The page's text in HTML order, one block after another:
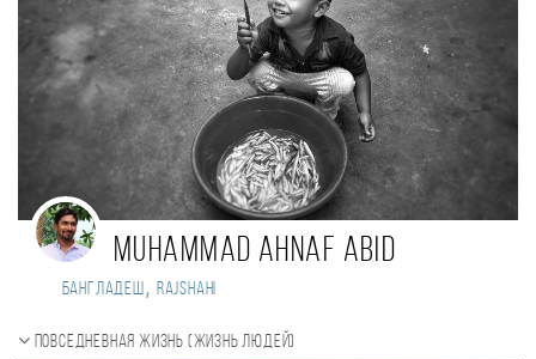
Muhammad Ahnaf Abid
Бангладеш, Rajshahi
Повседневная жизнь (Жизнь людей)